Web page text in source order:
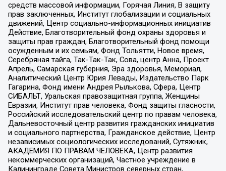
средств массовой информации, Горячая Линия, В защиту
прав заключенных, Институт глобализации и социальных
движений, Центр социально-информационных инициатив
Действие, Благотворительный фонд охраны здоровья и
защиты прав граждан, Благотворительный фонд помощи
осужденным и их семьям, Фонд Тольятти, Новое время,
Серебряная тайга, Так-Так-Так, Сова, центр Анна, Проект
Апрель, Самарская губерния, Эра здоровья, Мемориал,
Аналитический Центр Юрия Левады, Издательство Парк
Гагарина, Фонд имени Андрея Рылькова, Сфера, Центр
СИБАЛЬТ, Уральская правозащитная группа, Женщины
Евразии, Институт прав человека, Фонд защиты гласности,
Российский исследовательский центр по правам человека,
Дальневосточный центр развития гражданских инициатив
и социального партнерства, Гражданское действие, Центр
независимых социологических исследований, Сутяжник,
АКАДЕМИЯ ПО ПРАВАМ ЧЕЛОВЕКА, Центр развития
некоммерческих организаций, Частное учреждение в